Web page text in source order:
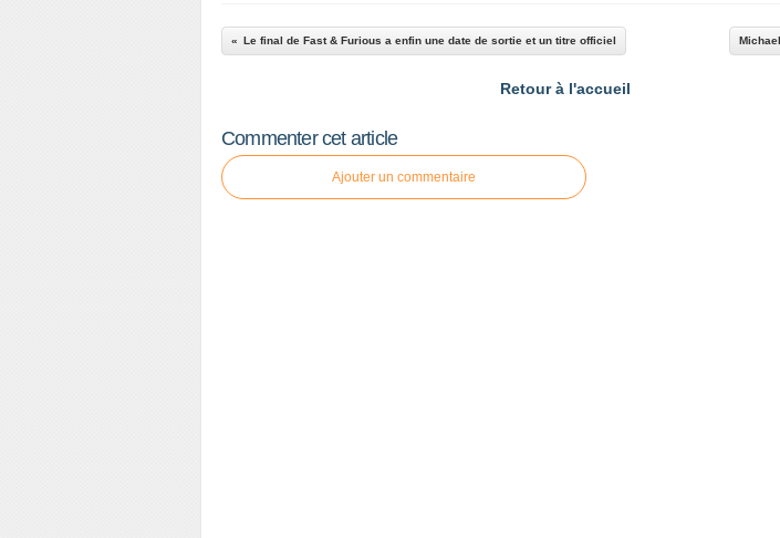
Le final de Fast & Furious a enfin une date de sortie et un titre officiel
Retour à l'accueil
Commenter cet article
Ajouter un commentaire